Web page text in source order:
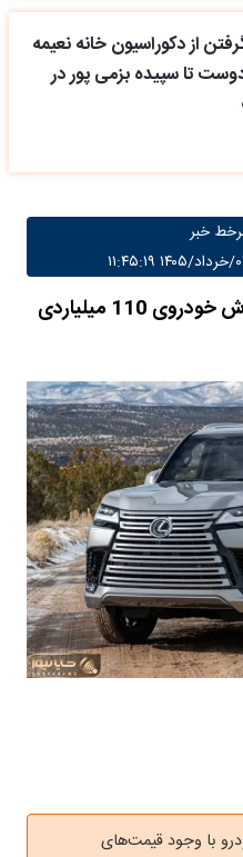
از دکوراسیون خانه نعیمه
تا سپیده بزمی پور در
خبر
عجیب اما واقعی؛ ظرفیت فروش خودروی 110 میلیاردی
با وجود قیمت‌های